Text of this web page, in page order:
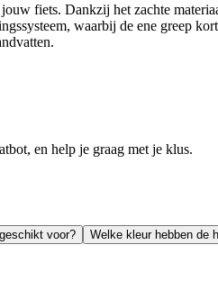
fiets. Dankzij het zachte
waarbij de ene greep
en help je graag met je klus.
voor? Welke kleur hebben de